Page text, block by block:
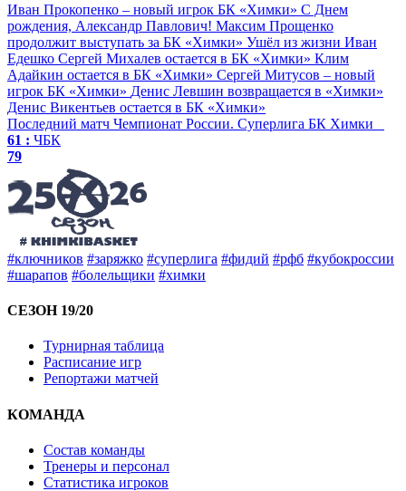
Иван Прокопенко – новый игрок БК «Химки» С Днем
рождения, Александр Павлович! Максим Прощенко
продолжит выступать за БК «Химки» Ушёл из жизни Иван
Едешко Сергей Михалев остается в БК «Химки» Клим
Адайкин остается в БК «Химки» Сергей Митусов – новый
игрок БК «Химки» Денис Левшин возвращается в «Химки»
Денис Викентьев остается в БК «Химки»
Последний матч Чемпионат России. Суперлига БК Химки
61 : ЧБК
79
#ключников #заряжко #суперлига #фидий #рфб #кубокроссии
#шарапов #болельщики #химки
СЕЗОН 19/20
Турнирная таблица
Расписание игр
Репортажи матчей
КОМАНДА
Состав команды
Тренеры и персонал
Статистика игроков